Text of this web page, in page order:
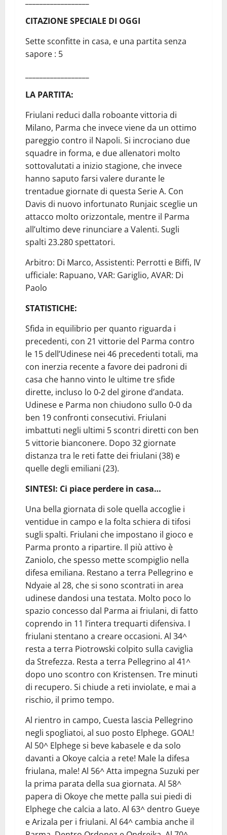
CITAZIONE SPECIALE DI OGGI
Sette sconfitte in casa, e una partita senza
sapore : 5
LA PARTITA:
Friulani reduci dalla roboante vittoria di
Milano, Parma che invece viene da un ottimo
pareggio contro il Napoli. Si incrociano due
squadre in forma, e due allenatori molto
sottovalutati a inizio stagione, che invece
hanno saputo farsi valere durante le
trentadue giornate di questa Serie A. Con
Davis di nuovo infortunato Runjaic sceglie un
attacco molto orizzontale, mentre il Parma
all’ultimo deve rinunciare a Valenti. Sugli
spalti 23.280 spettatori.
Arbitro: Di Marco, Assistenti: Perrotti e Biffi, IV
ufficiale: Rapuano, VAR: Gariglio, AVAR: Di
Paolo
STATISTICHE:
Sfida in equilibrio per quanto riguarda i
precedenti, con 21 vittorie del Parma contro
le 15 dell’Udinese nei 46 precedenti totali, ma
con inerzia recente a favore dei padroni di
casa che hanno vinto le ultime tre sfide
dirette, incluso lo 0-2 del girone d’andata.
Udinese e Parma non chiudono sullo 0-0 da
ben 19 confronti consecutivi. Friulani
imbattuti negli ultimi 5 scontri diretti con ben
5 vittorie bianconere. Dopo 32 giornate
distanza tra le reti fatte dei friulani (38) e
quelle degli emiliani (23).
SINTESI: Ci piace perdere in casa…
Una bella giornata di sole quella accoglie i
ventidue in campo e la folta schiera di tifosi
sugli spalti. Friulani che impostano il gioco e
Parma pronto a ripartire. Il più attivo è
Zaniolo, che spesso mette scompiglio nella
difesa emiliana. Restano a terra Pellegrino e
Ndyaie al 28, che si sono scontrati in area
udinese dandosi una testata. Molto poco lo
spazio concesso dal Parma ai friulani, di fatto
coprendo in 11 l’intera trequarti difensiva. I
friulani stentano a creare occasioni. Al 34^
resta a terra Piotrowski colpito sulla caviglia
da Strefezza. Resta a terra Pellegrino al 41^
dopo uno scontro con Kristensen. Tre minuti
di recupero. Si chiude a reti inviolate, e mai a
rischio, il primo tempo.
Al rientro in campo, Cuesta lascia Pellegrino
negli spogliatoi, al suo posto Elphege. GOAL!
Al 50^ Elphege si beve kabasele e da solo
davanti a Okoye calcia a rete! Male la difesa
friulana, male! Al 56^ Atta impegna Suzuki per
la prima parata della sua giornata. Al 58^
papera di Okoye che mette palla sui piedi di
Elphege che calcia a lato. Al 63^ dentro Gueye
e Arizala per i friulani. Al 64^ cambia anche il